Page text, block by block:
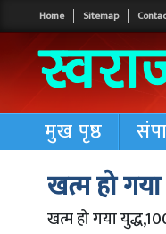
Home Sitemap
मुख पृष्ठ
खत्म हो
खत्म हो गया